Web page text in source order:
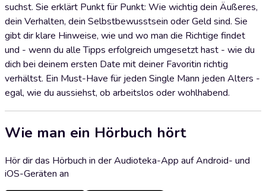
suchst. Sie erklärt Punkt für Punkt: Wie wichtig dein Äußeres,
dein Verhalten, dein Selbstbewusstsein oder Geld sind. Sie
gibt dir klare Hinweise, wie und wo man die Richtige findet
und - wenn du alle Tipps erfolgreich umgesetzt hast - wie du
dich bei deinem ersten Date mit deiner Favoritin richtig
verhältst. Ein Must-Have für jeden Single Mann jeden Alters -
egal, wie du aussiehst, ob arbeitslos oder wohlhabend.
Wie man ein Hörbuch hört
Hör dir das Hörbuch in der Audioteka-App auf Android- und
iOS-Geräten an